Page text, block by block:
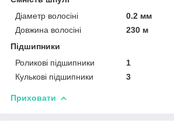
Діаметр волосіні
0.2 мм
Довжина волосіні
230 м
Підшипники
Роликові підшипники
1
Кулькові підшипники
3
Приховати